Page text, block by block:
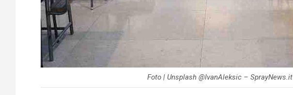
Foto | Unsplash @IvanAleksic – SprayNews.it